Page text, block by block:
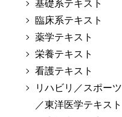
基礎系テキスト
臨床系テキスト
薬学テキスト
栄養テキスト
看護テキスト
リハビリ／スポーツ
／東洋医学テキスト